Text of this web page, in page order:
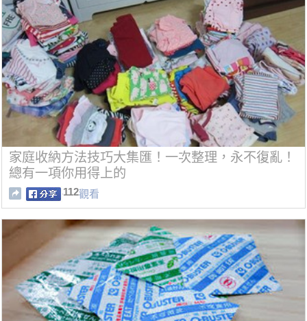
家庭收納方法技巧大集匯！一次整理，永不復亂！
總有一項你用得上的
112觀看